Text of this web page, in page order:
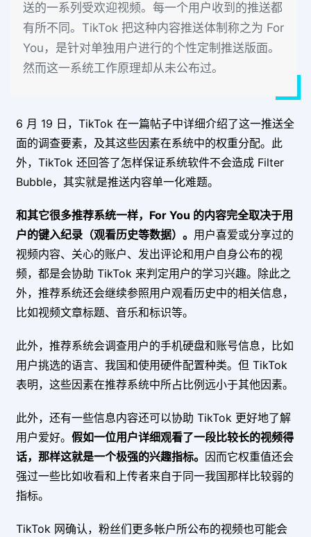
送的一系列受欢迎视频。每一个用户收到的推送都
有所不同。TikTok 把这种内容推送体制称之为 For
You，是针对单独用户进行的个性定制推送版面。
然而这一系统工作原理却从未公布过。
6 月 19 日，TikTok 在一篇帖子中详细介绍了这一推送全
面的调查要素，及其这些因素在系统中的权重分配。此
外，TikTok 还回答了怎样保证系统软件不会造成 Filter
Bubble，其实就是推送内容单一化难题。
和其它很多推荐系统一样，For You 的内容完全取决于用
户的键入纪录（观看历史等数据）。 用户喜爱或分享过的
视频内容、关心的账户、发出评论和用户自身公布的视
频，都是会协助 TikTok 来判定用户的学习兴趣。除此之
外，推荐系统还会继续参照用户观看历史中的相关信息，
比如视频文章标题、音乐和标识等。
此外，推荐系统会调查用户的手机硬盘和账号信息，比如
用户挑选的语言、我国和使用硬件配置种类。但 TikTok
表明，这些因素在推荐系统中所占比例远小于其他因素。
此外，还有一些信息内容还可以协助 TikTok 更好地了解
用户爱好。 假如一位用户详细观看了一段比较长的视频得
话，那样这就是一个极强的兴趣指标。 因而它权重值还会
强过一些比如收看和上传者来自于同一我国那样比较弱的
指标。
TikTok 网确认，粉丝们更多帐户所公布的视频也可能会